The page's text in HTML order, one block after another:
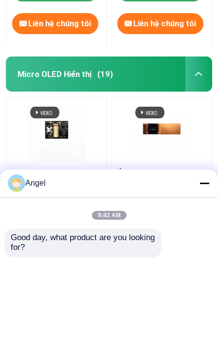
Liên hệ chúng tôi Liên hệ chúng tôi
Micro OLED Hiển thị (19)
0.5 inch AMOLED
Display Module,
1920X1080 PAL NTSC
Ánh sáng mặt trời đọc
diện MIPI+IIC
Angel
9:42 AM
Good day, what product are you looking
for?